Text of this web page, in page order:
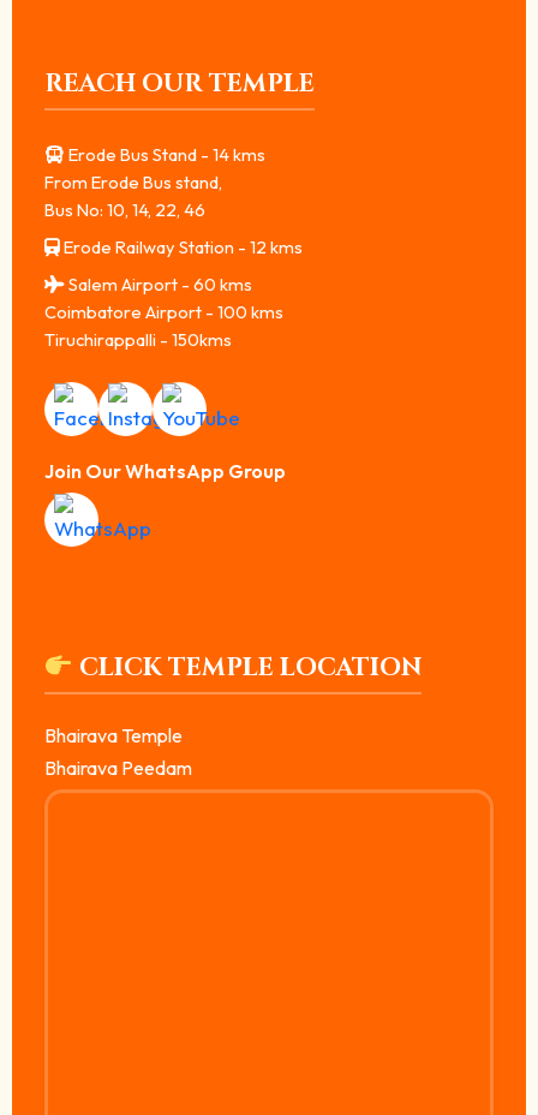
REACH OUR TEMPLE
Erode Bus Stand - 14 kms
From Erode Bus stand,
Bus No: 10, 14, 22, 46
Erode Railway Station - 12 kms
Salem Airport - 60 kms
Coimbatore Airport - 100 kms
Tiruchirappalli - 150kms
Join Our WhatsApp Group
CLICK TEMPLE LOCATION
Bhairava Temple
Bhairava Peedam